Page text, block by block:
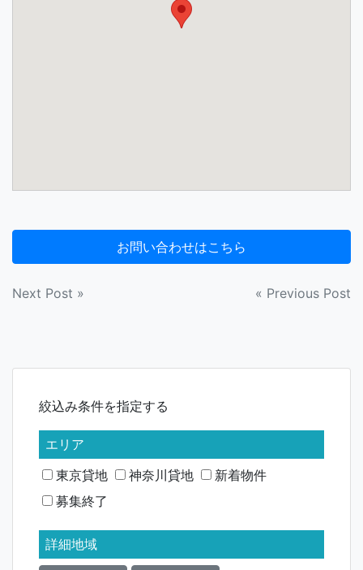
投
ナ
« Previous Post
Next Post »
絞込み条件を指定する
エリア
東京貸地
神奈川貸地
新着物件
募集終了
詳細地域